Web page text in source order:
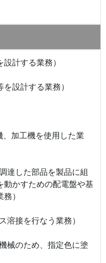
計する業務）
設計する業務）
加工機を使用した業
達した部品を製品に組
動かすための配電盤や基
）
接を行なう業務）
械のため、指定色に塗